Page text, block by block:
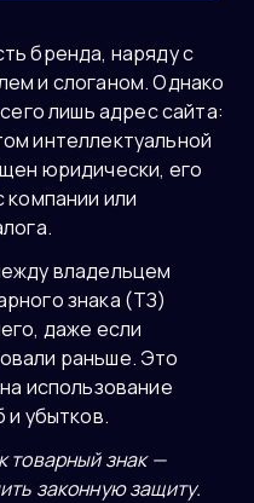
бренда, наряду с
и слоганом. Однако
лишь адрес сайта:
интеллектуальной
юридически, его
компании или
владельцем
знака (ТЗ)
даже если
раньше. Это
использование
и убытков.
товарный знак —
законную защиту.